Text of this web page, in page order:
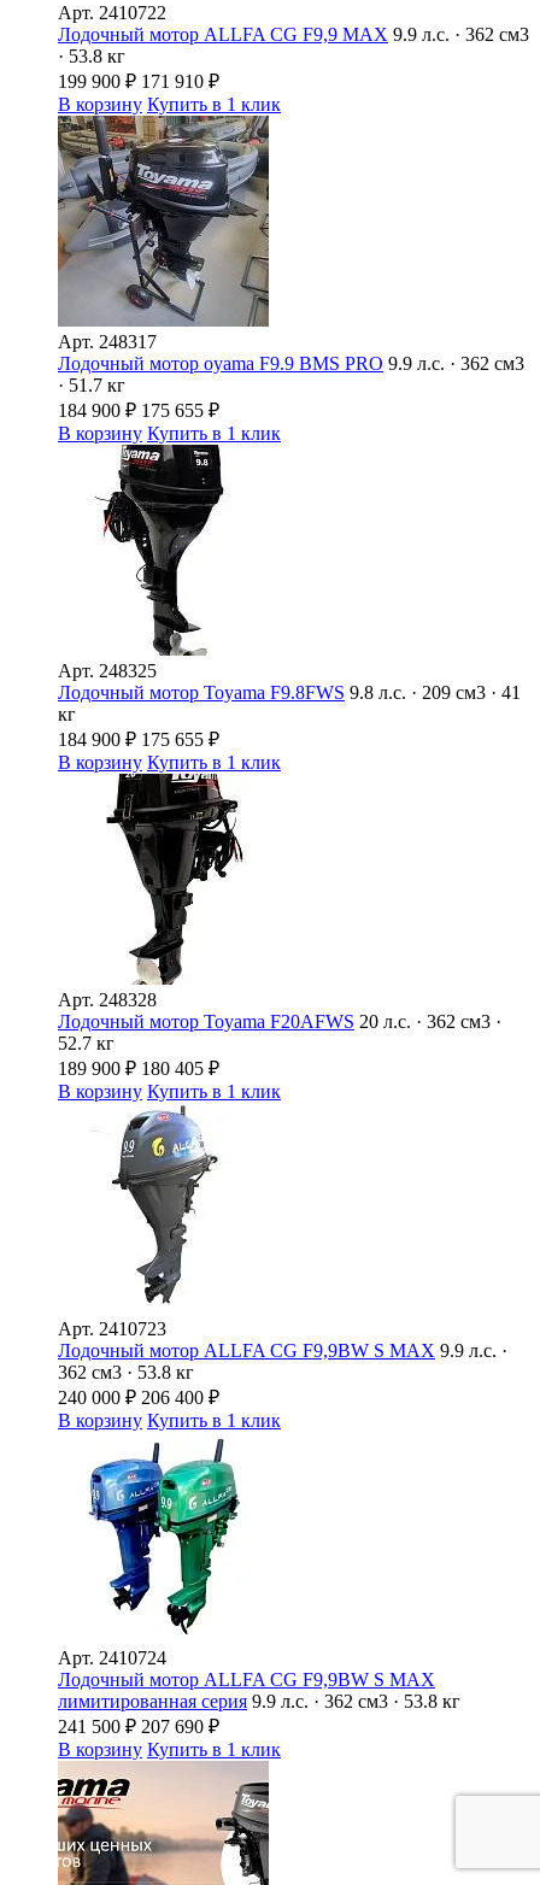
Арт. 2410722
Лодочный мотор ALLFA CG F9,9 MAX 9.9 л.с. · 362 см3
· 53.8 кг
199 900 ₽ 171 910 ₽
В корзину Купить в 1 клик
Арт. 248317
Лодочный мотор oyama F9.9 BMS PRO 9.9 л.с. · 362 см3
· 51.7 кг
184 900 ₽ 175 655 ₽
В корзину Купить в 1 клик
Арт. 248325
Лодочный мотор Toyama F9.8FWS 9.8 л.с. · 209 см3 · 41
кг
184 900 ₽ 175 655 ₽
В корзину Купить в 1 клик
Арт. 248328
Лодочный мотор Toyama F20AFWS 20 л.с. · 362 см3 ·
52.7 кг
189 900 ₽ 180 405 ₽
В корзину Купить в 1 клик
Арт. 2410723
Лодочный мотор ALLFA CG F9,9BW S MAX 9.9 л.с. ·
362 см3 · 53.8 кг
240 000 ₽ 206 400 ₽
В корзину Купить в 1 клик
Арт. 2410724
Лодочный мотор ALLFA CG F9,9BW S MAX
лимитированная серия 9.9 л.с. · 362 см3 · 53.8 кг
241 500 ₽ 207 690 ₽
В корзину Купить в 1 клик